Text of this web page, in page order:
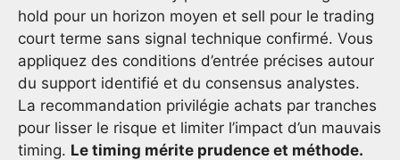
hold pour un horizon moyen et sell pour le trading
court terme sans signal technique confirmé. Vous
appliquez des conditions d’entrée précises autour
du support identifié et du consensus analystes.
La recommandation privilégie achats par tranches
pour lisser le risque et limiter l’impact d’un mauvais
timing. Le timing mérite prudence et méthode.